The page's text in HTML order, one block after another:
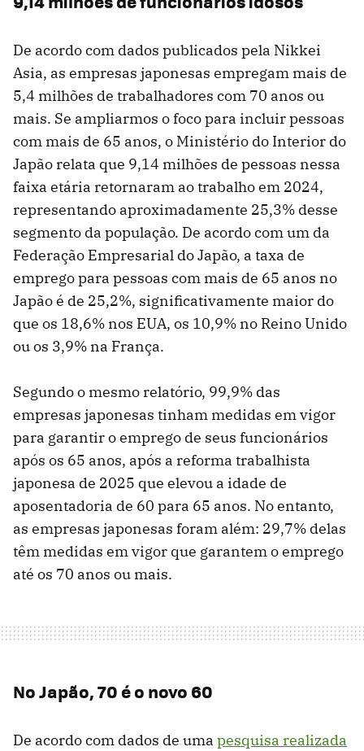
De acordo com dados publicados pela Nikkei
Asia, as empresas japonesas empregam mais de
5,4 milhões de trabalhadores com 70 anos ou
mais. Se ampliarmos o foco para incluir pessoas
com mais de 65 anos, o Ministério do Interior do
Japão relata que 9,14 milhões de pessoas nessa
faixa etária retornaram ao trabalho em 2024,
representando aproximadamente 25,3% desse
segmento da população. De acordo com um da
Federação Empresarial do Japão, a taxa de
emprego para pessoas com mais de 65 anos no
Japão é de 25,2%, significativamente maior do
que os 18,6% nos EUA, os 10,9% no Reino Unido
ou os 3,9% na França.
Segundo o mesmo relatório, 99,9% das
empresas japonesas tinham medidas em vigor
para garantir o emprego de seus funcionários
após os 65 anos, após a reforma trabalhista
japonesa de 2025 que elevou a idade de
aposentadoria de 60 para 65 anos. No entanto,
as empresas japonesas foram além: 29,7% delas
têm medidas em vigor que garantem o emprego
até os 70 anos ou mais.
No Japão, 70 é o novo 60
De acordo com dados de uma pesquisa realizada